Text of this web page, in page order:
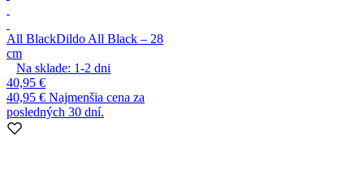
All BlackDildo All Black – 28
cm
Na sklade: 1-2 dni
40,95 €
40,95 € Najmenšia cena za
posledných 30 dní.